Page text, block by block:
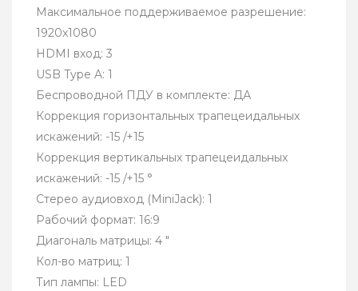
Максимальное поддерживаемое разрешение:
1920x1080
HDMI вход: 3
USB Type A: 1
Беспроводной ПДУ в комплекте: ДА
Коррекция горизонтальных трапецеидальных
искажений: -15 /+15
Коррекция вертикальных трапецеидальных
искажений: -15 /+15 °
Стерео аудиовход (MiniJack): 1
Рабочий формат: 16:9
Диагональ матрицы: 4 "
Кол-во матриц: 1
Тип лампы: LED